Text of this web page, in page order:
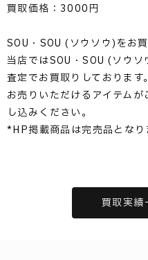
買取価格：3000円
SOU・SOU (ソウソウ)をお
当店ではSOU・SOU (ソウ
査定でお買取りしております。
お売りいただけるアイテム
し込みください。
*HP掲載商品は完売品となり
買取実績